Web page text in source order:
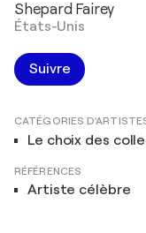
Shepard Fairey
États-Unis
Suivre
CATÉGORIES
Le choix des
RÉFÉRENCES
Artiste célèbre